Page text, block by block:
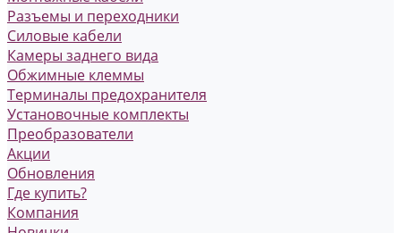
Разъемы и переходники
Силовые кабели
Камеры заднего вида
Обжимные клеммы
Терминалы предохранителя
Установочные комплекты
Преобразователи
Акции
Обновления
Где купить?
Компания